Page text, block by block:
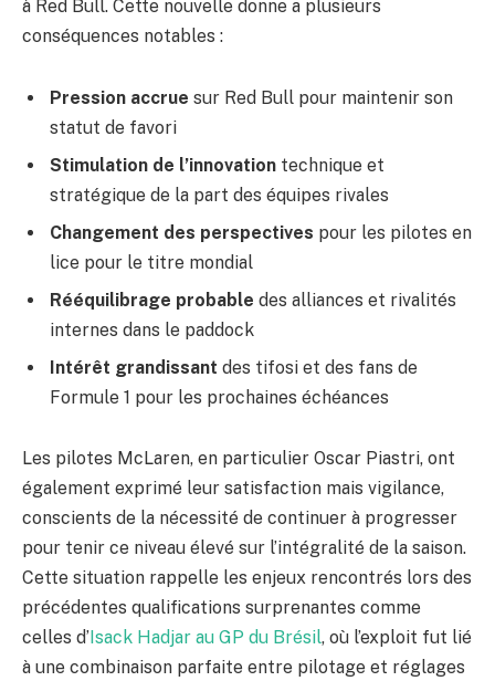
à Red Bull. Cette nouvelle donne a plusieurs
conséquences notables :
Pression accrue sur Red Bull pour maintenir son
statut de favori
Stimulation de l’innovation technique et
stratégique de la part des équipes rivales
Changement des perspectives pour les pilotes en
lice pour le titre mondial
Rééquilibrage probable des alliances et rivalités
internes dans le paddock
Intérêt grandissant des tifosi et des fans de
Formule 1 pour les prochaines échéances
Les pilotes McLaren, en particulier Oscar Piastri, ont
également exprimé leur satisfaction mais vigilance,
conscients de la nécessité de continuer à progresser
pour tenir ce niveau élevé sur l’intégralité de la saison.
Cette situation rappelle les enjeux rencontrés lors des
précédentes qualifications surprenantes comme
celles d’ Isack Hadjar au GP du Brésil, où l’exploit fut lié
à une combinaison parfaite entre pilotage et réglages